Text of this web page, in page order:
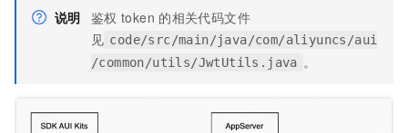
说明 鉴权 token 的相关代码文件
见 code/src/main/java/com/aliyuncs/aui
/common/utils/JwtUtils.java 。